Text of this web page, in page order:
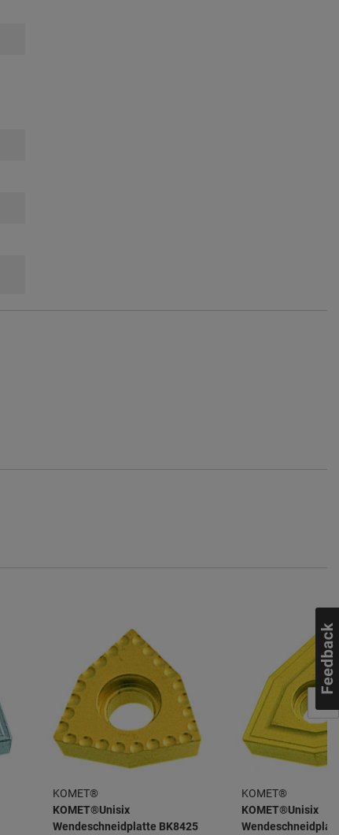
KOMET®
KOMET®Unisix
Wendeschneidplatte BK8425
KOMET®
KOMET®Unisix